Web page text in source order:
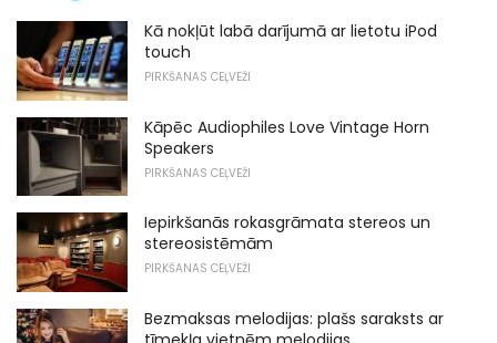
Kā nokļūt labā darījumā ar lietotu iPod
touch
PIRKŠANAS CEĻVEŽI
Kāpēc Audiophiles Love Vintage Horn
Speakers
PIRKŠANAS CEĻVEŽI
Iepirkšanās rokasgrāmata stereos un
stereosistēmām
PIRKŠANAS CEĻVEŽI
Bezmaksas melodijas: plašs saraksts ar